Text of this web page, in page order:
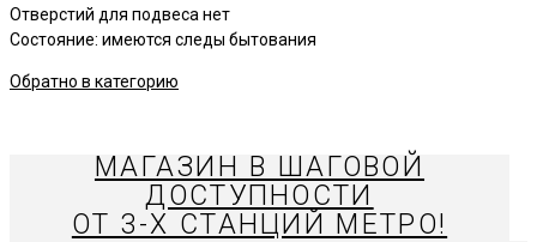
Отверстий для подвеса нет
Состояние: имеются следы бытования
Обратно в категорию
МАГАЗИН В ШАГОВОЙ
ДОСТУПНОСТИ
ОТ 3-Х СТАНЦИЙ МЕТРО!